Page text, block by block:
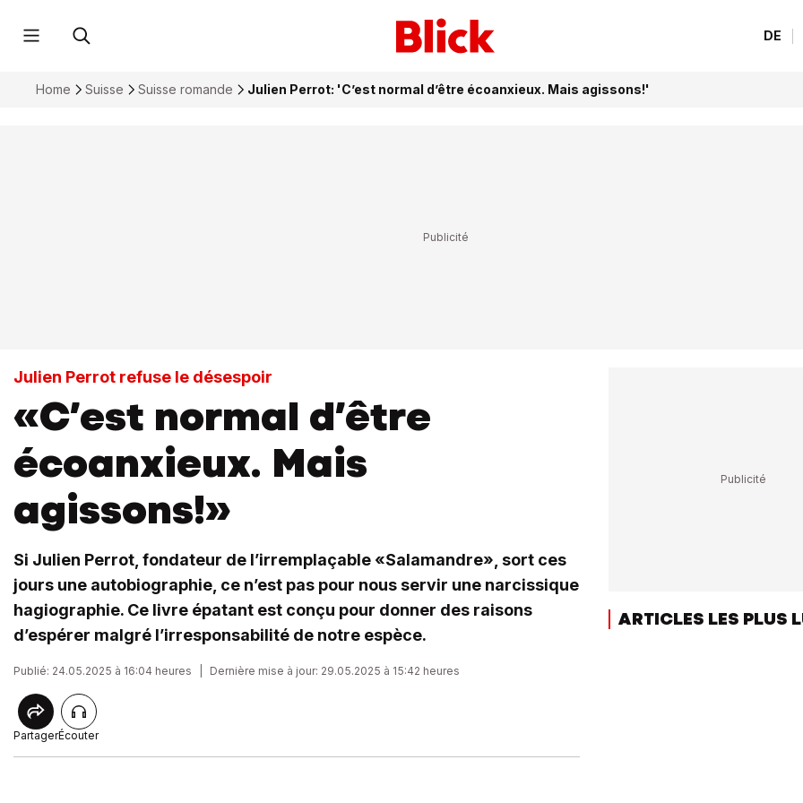
DE
Home Suisse Suisse romande Julien Perrot: 'C’est normal d’être écoanxieux. Mais agissons!'
Julien Perrot refuse le désespoir
«C’est normal d’être
écoanxieux. Mais
agissons!»
Si Julien Perrot, fondateur de l’irremplaçable «Salamandre», sort ces
jours une autobiographie, ce n’est pas pour nous servir une narcissique
hagiographie. Ce livre épatant est conçu pour donner des raisons
d’espérer malgré l’irresponsabilité de notre espèce.
Publié: 24.05.2025 à 16:04 heures Dernière mise à jour: 29.05.2025 à 15:42 heures
PartagerÉcouter
ARTICLES LES PLUS